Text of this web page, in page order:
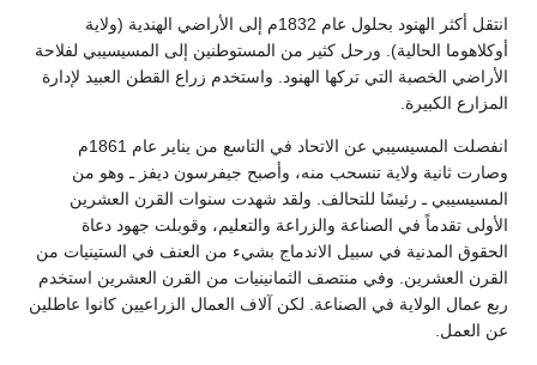
انتقل أكثر الهنود بحلول عام 1832م إلى الأراضي الهندية (ولاية
كثير من المستوطنين إلى المسيسيبي لفلاحة
الهنود. واستخدم زراع القطن العبيد لإدارة
انفصلت المسيسيبي عن الاتحاد في التاسع من يناير عام 1861م
منه، وأصبح جيفرسون ديفز ـ وهو من
ولقد شهدت سنوات القرن العشرين
والزراعة والتعليم، وقوبلت جهود دعاة
الاندماج بشيء من العنف في الستينيات من
الثمانينيات من القرن العشرين استخدم
لكن آلاف العمال الزراعيين كانوا عاطلين